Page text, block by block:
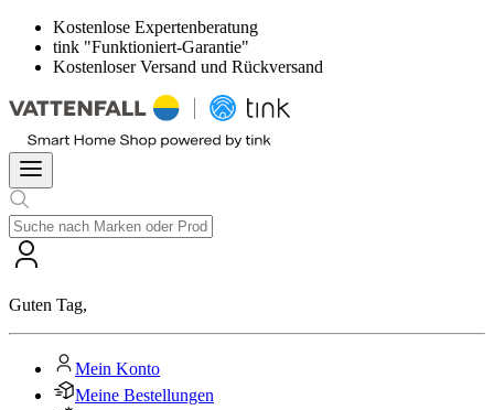
Kostenlose Expertenberatung
tink "Funktioniert-Garantie"
Kostenloser Versand und Rückversand
Guten Tag,
Mein Konto
Meine Bestellungen